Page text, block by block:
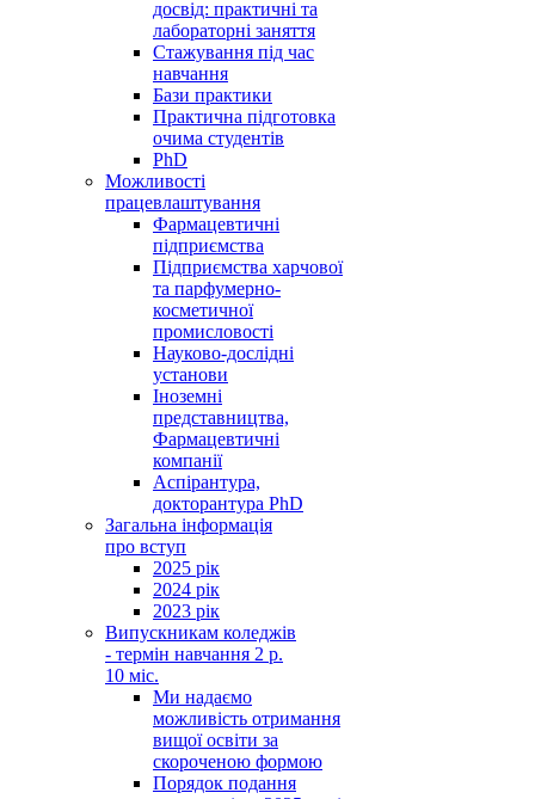
досвід: практичні та
лабораторні заняття
Стажування під час
навчання
Бази практики
Практична підготовка
очима студентів
PhD
Можливості
працевлаштування
Фармацевтичні
підприємства
Підприємства харчової
та парфумерно-
косметичної
промисловості
Науково-дослідні
установи
Іноземні
представництва,
Фармацевтичні
компанії
Аспірантура,
докторантура PhD
Загальна інформація
про вступ
2025 рік
2024 рік
2023 рік
Випускникам коледжів
- термін навчання 2 р.
10 міс.
Ми надаємо
можливість отримання
вищої освіти за
скороченою формою
Порядок подання